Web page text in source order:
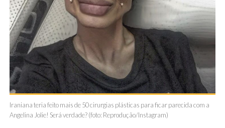
Iraniana teria feito mais de 50 cirurgias plásticas para ficar parecida com a
Angelina Jolie! Será verdade? (foto: Reprodução/Instagram)